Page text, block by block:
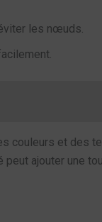
les nœuds.
couleurs et des
peut ajouter une